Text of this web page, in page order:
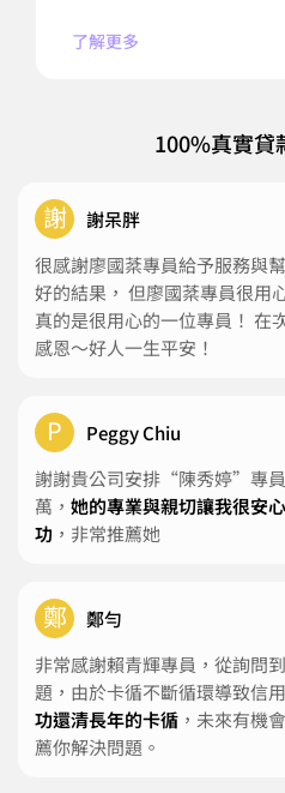
了解更多
100%真實貸
謝
謝呆胖
很感謝廖國棻專員給予服務與
好的結果， 但廖國棻專員很用
真的是很用心的一位專員！ 在
感恩～好人一生平安！
P
Peggy Chiu
謝謝貴公司安排“陳秀婷”專
萬， 她的專業與親切讓我很安
功 ，非常推薦她
鄭
鄭勻
非常感謝賴青輝專員，從詢問
題，由於卡循不斷循環導致信
功還清長年的卡循 ，未來有機
薦你解決問題。